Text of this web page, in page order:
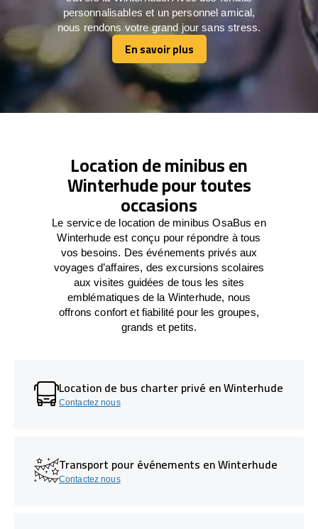
personnalisables et un personnel amical,
nous rendons votre grand jour sans stress.
En savoir plus
En savoir plus
Location de minibus en
Winterhude pour toutes
occasions
Le service de location de minibus OsaBus en
Winterhude est conçu pour répondre à tous
vos besoins. Des événements privés aux
voyages d’affaires, des excursions scolaires
aux visites guidées de tous les sites
emblématiques de la Winterhude, nous
offrons confort et fiabilité pour les groupes,
grands et petits.
Location de bus charter privé en Winterhude
Contactez nous
Transport pour événements en Winterhude
Contactez nous